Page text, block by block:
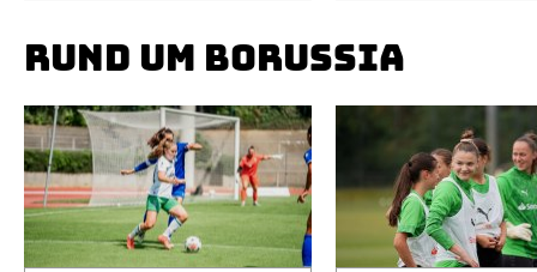
RUND UM BORUSSIA